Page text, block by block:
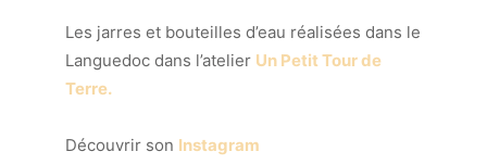
Les jarres et bouteilles d’eau réalisées dans le
Languedoc dans l’atelier Un Petit Tour de
Terre.
Découvrir son Instagram